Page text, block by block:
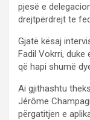
pjesë e
drejtpërdrejt te
Gjatë kësaj
Fadil Vokrri,
që hapi shumë
Ai gjithashtu
Jérôme
përgatitjen e